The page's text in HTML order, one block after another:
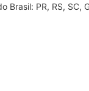
PR, RS, SC,